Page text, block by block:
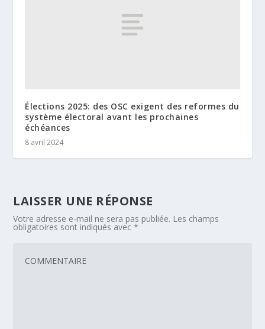
Élections 2025: des OSC exigent des reformes du
système électoral avant les prochaines
échéances
8 avril 2024
LAISSER UNE RÉPONSE
Votre adresse e-mail ne sera pas publiée. Les champs
obligatoires sont indiqués avec*